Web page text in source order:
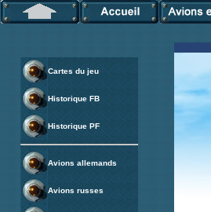
Cartes du jeu
Historique FB
Historique PF
Avions allemands
Avions russes